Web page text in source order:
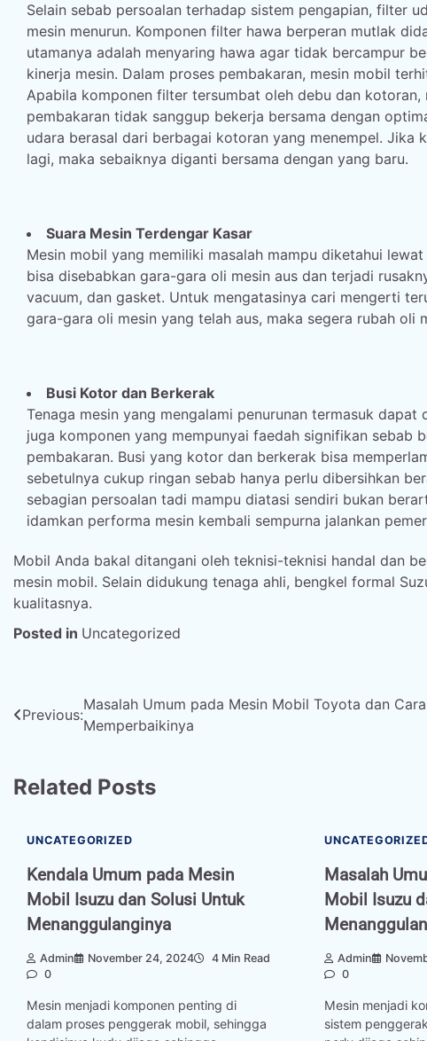
Selain sebab persoalan terhadap sistem pengapian, filter
mesin menurun. Komponen filter hawa berperan mutlak
utamanya adalah menyaring hawa agar tidak bercampur
kinerja mesin. Dalam proses pembakaran, mesin mobil
Apabila komponen filter tersumbat oleh debu dan
pembakaran tidak sanggup bekerja bersama dengan
udara berasal dari berbagai kotoran yang menempel.
lagi, maka sebaiknya diganti bersama dengan yang baru.
Suara Mesin Terdengar Kasar
Mesin mobil yang memiliki masalah mampu diketahui
bisa disebabkan gara-gara oli mesin aus dan terjadi
vacuum, dan gasket. Untuk mengatasinya cari mengerti
gara-gara oli mesin yang telah aus, maka segera rubah oli
Busi Kotor dan Berkerak
Tenaga mesin yang mengalami penurunan termasuk
juga komponen yang mempunyai faedah signifikan sebab
pembakaran. Busi yang kotor dan berkerak bisa
sebetulnya cukup ringan sebab hanya perlu dibersihkan
sebagian persoalan tadi mampu diatasi sendiri bukan
idamkan performa mesin kembali sempurna jalankan
Mobil Anda bakal ditangani oleh teknisi-teknisi handal dan
mesin mobil. Selain didukung tenaga ahli, bengkel formal
kualitasnya.
Posted in Uncategorized
Post
navigation
Previous:
Masalah Umum pada Mesin Mobil Toyota dan Cara
Memperbaikinya
Related Posts
UNCATEGORIZED
Kendala Umum pada Mesin
Mobil Isuzu dan Solusi Untuk
Menanggulanginya
Admin November 24, 2024
4 Min Read
0
Mesin menjadi komponen penting di
dalam proses penggerak mobil, sehingga
Masalah
Mobil Isuzu
Admin
0
Mesin menjadi
sistem